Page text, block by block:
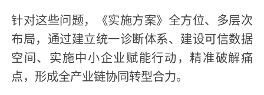
针对这些问题，《实施方案》全方位、多层次
布局，通过建立统一诊断体系、建设可信数据
空间、实施中小企业赋能行动，精准破解痛
点，形成全产业链协同转型合力。